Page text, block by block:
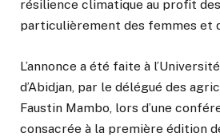
résilience climatique au profit
particulièrement des femmes et
L’annonce a été faite à
d’Abidjan, par le délégué des
Faustin Mambo, lors d’une
consacrée à la première édition